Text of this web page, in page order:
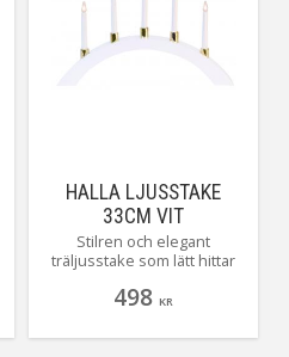
HALLA LJUSSTAKE
33CM VIT
Stilren och elegant
träljusstake som lätt hittar
lyxig känns den med sina
498 KR